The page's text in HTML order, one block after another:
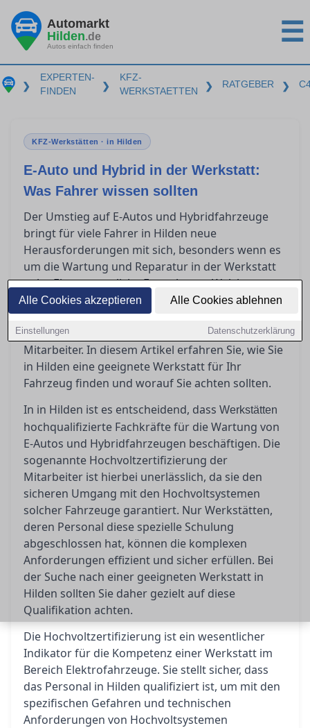
Alle Cookies akzeptieren Alle Cookies ablehnen
Einstellungen Datenschutzerklärung
Automarkt
Hilden.de
Autos einfach finden ☰
❯
EXPERTEN-
FINDEN
❯
KFZ-
WERKSTAETTEN
❯ RATGEBER ❯
KFZ-Werkstätten · in Hilden
E-Auto und Hybrid in der Werkstatt:
Was Fahrer wissen sollten
Der Umstieg auf E-Autos und Hybridfahrzeuge
bringt für viele Fahrer in Hilden neue
Herausforderungen mit sich, besonders wenn es
um die Wartung und Reparatur in der Werkstatt
geht. Eine wesentliche Frage lautet: Welche
Qualifikationen benötigt eine Werkstatt, um
Elektrofahrzeuge fachgerecht zu betreuen? Die
Antwort liegt in der Hochvoltzertifizierung der
Mitarbeiter. In diesem Artikel erfahren Sie, wie Sie
in Hilden eine geeignete Werkstatt für Ihr
Fahrzeug finden und worauf Sie achten sollten.
In in Hilden ist es entscheidend, dass Werkstätten
hochqualifizierte Fachkräfte für die Wartung von
E-Autos und Hybridfahrzeugen beschäftigen. Die
sogenannte Hochvoltzertifizierung der
Mitarbeiter ist hierbei unerlässlich, da sie den
sicheren Umgang mit den Hochvoltsystemen
solcher Fahrzeuge garantiert. Nur Werkstätten,
deren Personal diese spezielle Schulung
abgeschlossen hat, können die komplexen
Anforderungen effizient und sicher erfüllen. Bei
der Suche nach einer geeigneten Werkstatt in
Hilden sollten Sie daher gezielt auf diese
Qualifikation achten.
Die Hochvoltzertifizierung ist ein wesentlicher
Indikator für die Kompetenz einer Werkstatt im
Bereich Elektrofahrzeuge. Sie stellt sicher, dass
das Personal in Hilden qualifiziert ist, um mit den
spezifischen Gefahren und technischen
Anforderungen von Hochvoltsystemen